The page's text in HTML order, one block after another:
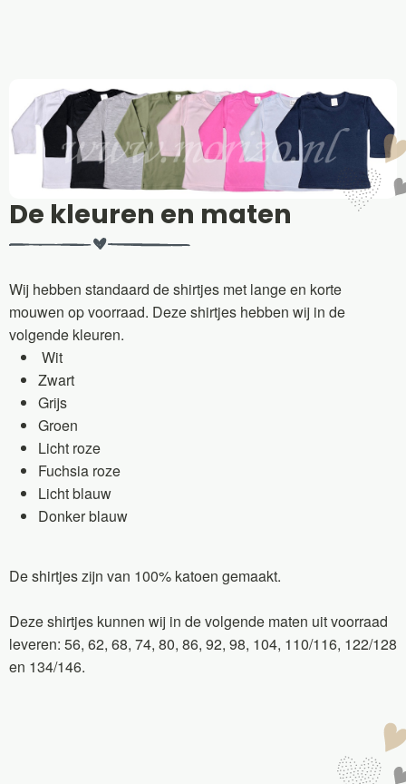
De kleuren en maten
Wij hebben standaard de shirtjes met lange en korte
mouwen op voorraad. Deze shirtjes hebben wij in de
volgende kleuren.
Wit
Zwart
Grijs
Groen
Licht roze
Fuchsia roze
Licht blauw
Donker blauw
De shirtjes zijn van 100% katoen gemaakt.
Deze shirtjes kunnen wij in de volgende maten uit voorraad
leveren: 56, 62, 68, 74, 80, 86, 92, 98, 104, 110/116, 122/128
en 134/146.